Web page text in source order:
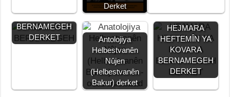
Derket
KOVARA
BERNAMEGEH
DERKET
Antolojiya
Helbestvanên
Nûjen
(Helbestvanên
Bakur) derket
HEJMARA
HEFTEMÎN YA
KOVARA
BERNAMEGEH
DERKET
Kovara